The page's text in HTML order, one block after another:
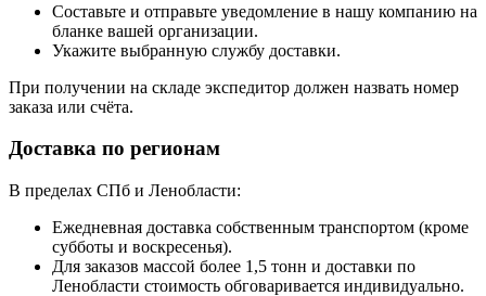
Составьте и отправьте уведомление в нашу компанию на
бланке вашей организации.
Укажите выбранную службу доставки.
При получении на складе экспедитор должен назвать номер
заказа или счёта.
Доставка по регионам
В пределах СПб и Ленобласти:
Ежедневная доставка собственным транспортом (кроме
субботы и воскресенья).
Для заказов массой более 1,5 тонн и доставки по
Ленобласти стоимость обговаривается индивидуально.